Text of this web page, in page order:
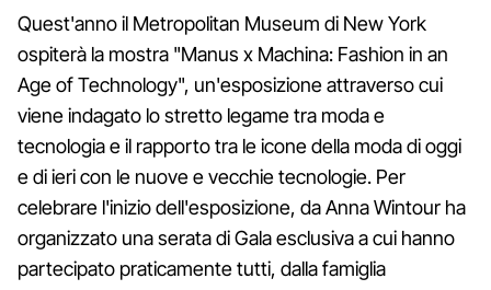
Quest'anno il Metropolitan Museum di New York
ospiterà la mostra "Manus x Machina: Fashion in an
Age of Technology", un'esposizione attraverso cui
viene indagato lo stretto legame tra moda e
tecnologia e il rapporto tra le icone della moda di oggi
e di ieri con le nuove e vecchie tecnologie. Per
celebrare l'inizio dell'esposizione, da Anna Wintour ha
organizzato una serata di Gala esclusiva a cui hanno
partecipato praticamente tutti, dalla famiglia